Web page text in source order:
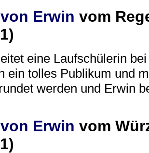
Erwin vom
eine Laufschülerin
ein tolles Publikum und
werden und Erwin
Erwin vom